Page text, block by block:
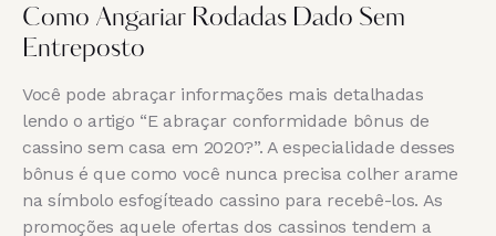
Como Angariar Rodadas Dado Sem
Entreposto
Você pode abraçar informações mais detalhadas
lendo o artigo “E abraçar conformidade bônus de
cassino sem casa em 2020?”. A especialidade desses
bônus é que como você nunca precisa colher arame
na símbolo esfogíteado cassino para recebê-los. As
promoções aquele ofertas dos cassinos tendem a